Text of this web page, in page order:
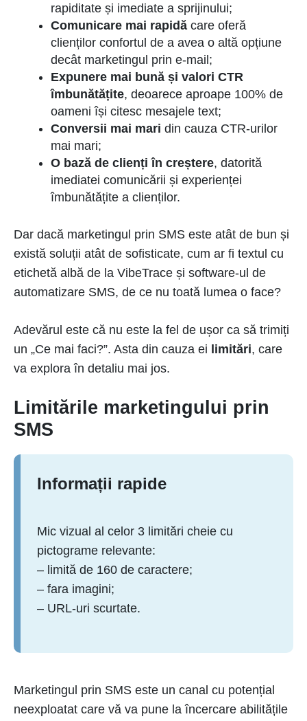
rapiditate și imediate a sprijinului;
Comunicare mai rapidă care oferă
clienților confortul de a avea o altă opțiune
decât marketingul prin e-mail;
Expunere mai bună și valori CTR
îmbunătățite, deoarece aproape 100% de
oameni își citesc mesajele text;
Conversii mai mari din cauza CTR-urilor
mai mari;
O bază de clienți în creștere, datorită
imediatei comunicării și experienței
îmbunătățite a clienților.
Dar dacă marketingul prin SMS este atât de bun și
există soluții atât de sofisticate, cum ar fi textul cu
etichetă albă de la VibeTrace și software-ul de
automatizare SMS, de ce nu toată lumea o face?
Adevărul este că nu este la fel de ușor ca să trimiți
un „Ce mai faci?”. Asta din cauza ei limitări, care
va explora în detaliu mai jos.
Limitările marketingului prin
SMS
Informații rapide
Mic vizual al celor 3 limitări cheie cu
pictograme relevante:
– limită de 160 de caractere;
– fara imagini;
– URL-uri scurtate.
Marketingul prin SMS este un canal cu potențial
neexploatat care vă va pune la încercare abilitățile